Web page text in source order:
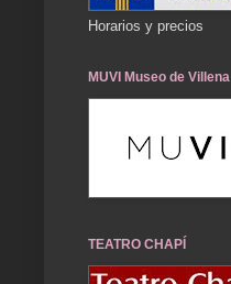
Horarios y precios
MUVI Museo de Villena
TEATRO CHAPÍ